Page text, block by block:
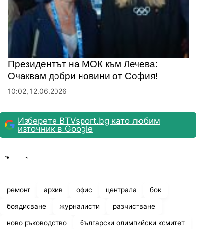
Президентът на МОК към Лечева:
Очаквам добри новини от София!
10:02, 12.06.2026
Изберете BTVsport.bg като любим
източник в Google
ремонт архив офис централа бок
боядисване журналисти разчистване
ново ръководство български олимпийски комитет